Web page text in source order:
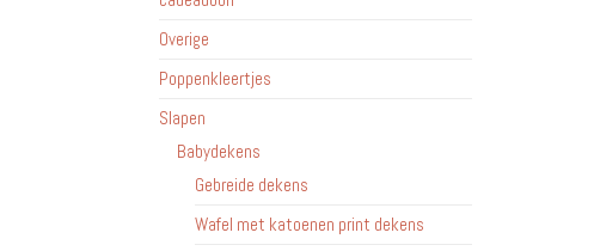
Overige
Poppenkleertjes
Slapen
Babydekens
Gebreide dekens
Wafel met katoenen print dekens